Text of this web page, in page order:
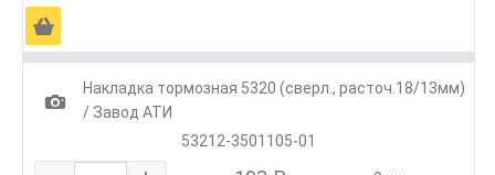
Ä
1
Накладка тормозная 5320 (сверл., расточ.18/13мм)
/ Завод АТИ
53212-3501105-01